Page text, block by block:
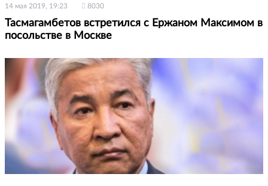
14 мая 2019, 19:23 8030
Тасмагамбетов встретился с Ержаном Максимом в
посольстве в Москве